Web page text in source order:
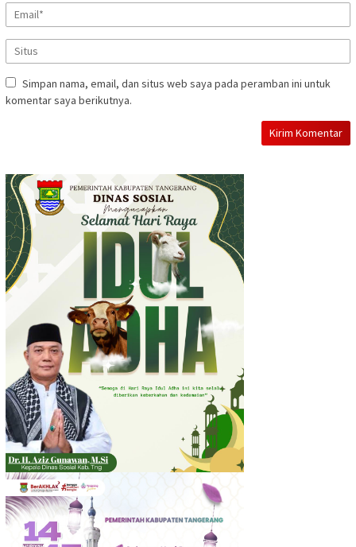
Simpan nama, email, dan situs web saya pada peramban ini untuk
komentar saya berikutnya.